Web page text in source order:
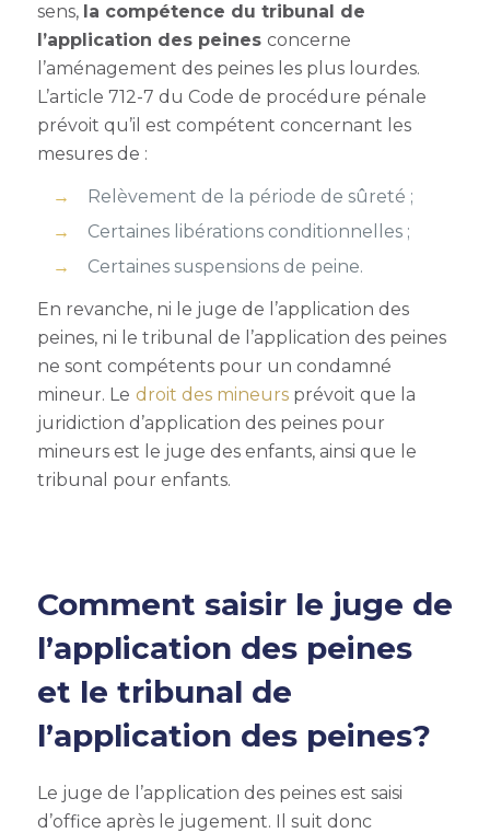
sens, la compétence du tribunal de
l’application des peines concerne
l’aménagement des peines les plus lourdes.
L’article 712-7 du Code de procédure pénale
prévoit qu’il est compétent concernant les
mesures de :
Relèvement de la période de sûreté ;
Certaines libérations conditionnelles ;
Certaines suspensions de peine.
En revanche, ni le juge de l’application des
peines, ni le tribunal de l’application des peines
ne sont compétents pour un condamné
mineur. Le droit des mineursprévoit que la
juridiction d’application des peines pour
mineurs est le juge des enfants, ainsi que le
tribunal pour enfants.
Comment saisir le juge de
l’application des peines
et le tribunal de
l’application des peines?
Le juge de l’application des peines est saisi
d’office après le jugement. Il suit donc